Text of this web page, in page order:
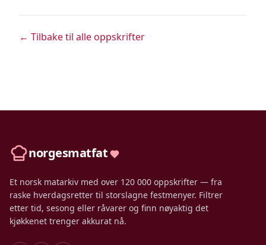
← Tilbake til alle oppskrifter
norgesmatfat
Et norsk matarkiv med over 120 000 oppskrifter — fra
raske hverdagsretter til storslagne festmenyer. Filtrer
etter tid, sesong eller råvarer og finn nøyaktig det
kjøkkenet trenger akkurat nå.